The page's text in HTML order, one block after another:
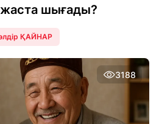
шығады?
ҚАЙНАР
3188